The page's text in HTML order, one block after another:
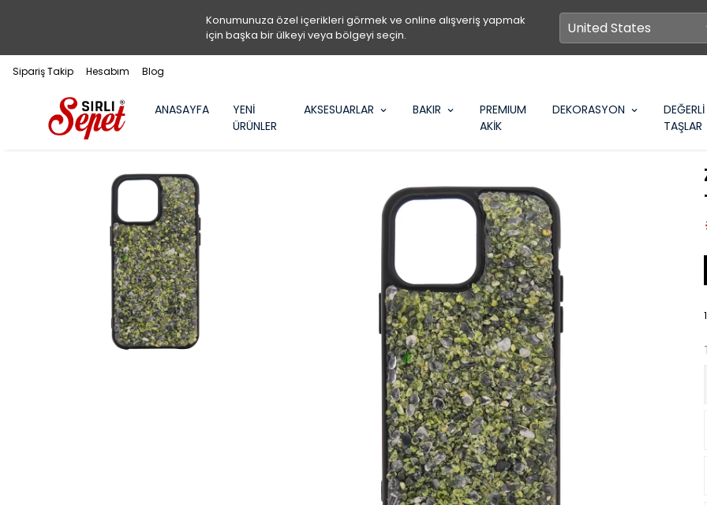
Konumunuza özel içerikleri görmek ve online alışveriş yapmak
için başka bir ülkeyi veya bölgeyi seçin.
Sipariş Takip Hesabım Blog
ANASAYFA
YENİ
ÜRÜNLER
AKSESUARLAR BAKIR
PREMIUM
AKİK
DEKORASYON
DEĞERLİ
TAŞLAR